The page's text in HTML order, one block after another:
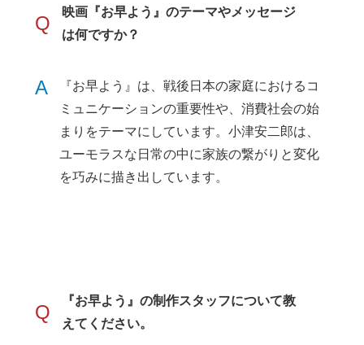
Q
映画『お早よう』のテーマやメッセージ
は何ですか？
A
『お早よう』は、戦後日本の家庭におけるコ
ミュニケーションの重要性や、消費社会の始
まりをテーマにしています。小津安二郎は、
ユーモラスな日常の中に家族の繋がりと変化
を巧みに描き出しています。
Q
『お早よう』の制作スタッフについて教
えてください。